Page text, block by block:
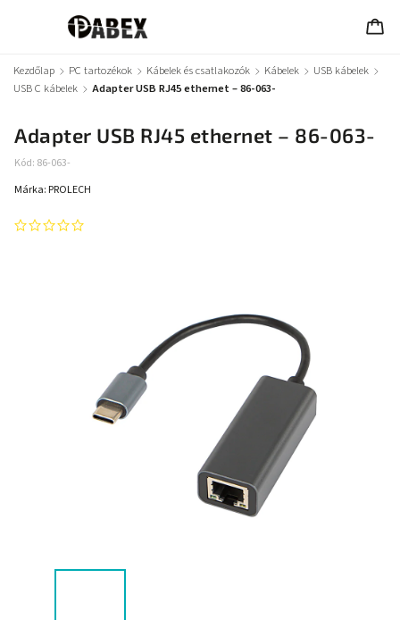
Kezdőlap / PC tartozékok / Kábelek és csatlakozók / Kábelek / USB kábelek /
USB C kábelek / Adapter USB RJ45 ethernet – 86-063-
Adapter USB RJ45 ethernet – 86-063-
Kód: 86-063-
Márka: PROLECH